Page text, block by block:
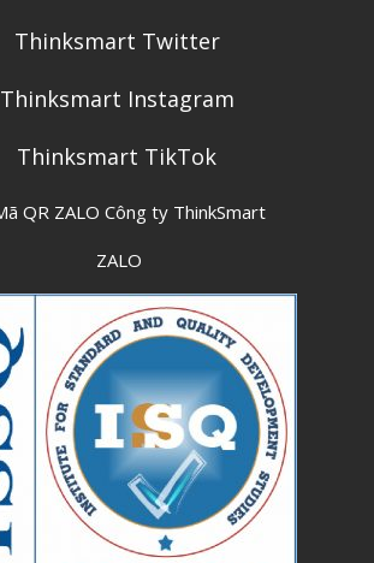
Thinksmart Twitter
Thinksmart Instagram
Thinksmart TikTok
ZALO